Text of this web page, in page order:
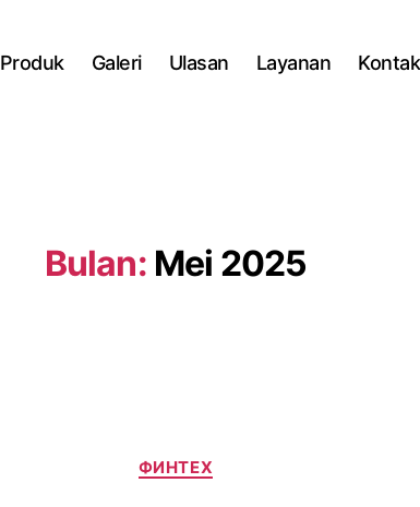
Produk Galeri Ulasan Layanan Kontak
Bulan: Mei 2025
Kategori
ФИНТЕХ